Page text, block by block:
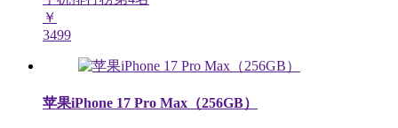
￥
3499
苹果iPhone 17 Pro Max（256GB）